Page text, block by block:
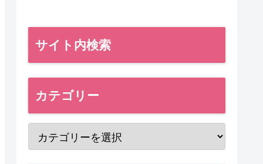
サイト内検索
カテゴリー